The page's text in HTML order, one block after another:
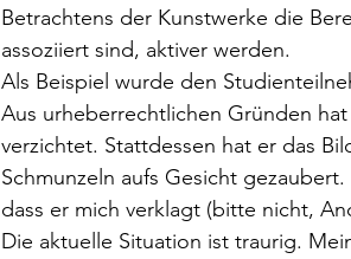
Betrachtens der Kunstwerke die
assoziiert sind, aktiver werden.
Als Beispiel wurde den
Aus urheberrechtlichen Gründen
verzichtet. Stattdessen hat er das
Schmunzeln aufs Gesicht
dass er mich verklagt (bitte nicht,
Die aktuelle Situation ist traurig.